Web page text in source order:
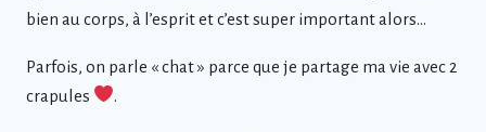
bien au corps, à l’esprit et c’est super important alors…
Parfois, on parle « chat » parce que je partage ma vie avec 2
crapules
.